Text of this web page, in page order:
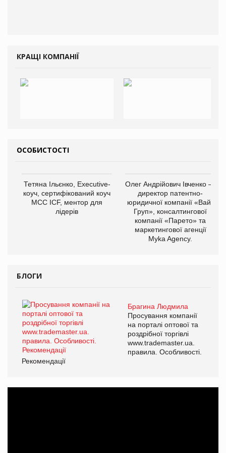
КРАЩІ КОМПАНІЇ
ОСОБИСТОСТІ
Тетяна Ільєнко, Executive-
коуч, сертифікований коуч
МСС ICF, ментор для
лідерів
Олег Андрійович Івченко —
директор патентно-
юридичної компанії «Вайз
Груп», консалтингової
компанії «Парето» та
маркетингової агенції
Myka Agency.
БЛОГИ
Брагина Людмила
Просування компанії
на порталі оптової та
роздрібної торгівлі
www.trademaster.ua.
правила. Особливості.
Рекомендації